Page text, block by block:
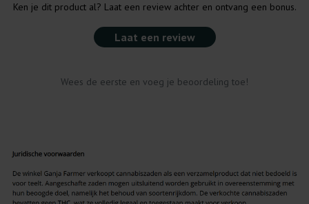
Ken je dit product al? Laat een review achter en ontvang een bonus.
Laat een review
Wees de eerste en voeg je beoordeling toe!